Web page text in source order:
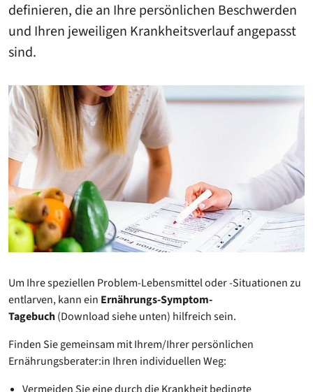
definieren, die an Ihre persönlichen Beschwerden
und Ihren jeweiligen Krankheitsverlauf angepasst
sind.
Um Ihre speziellen Problem-Lebensmittel oder -Situationen zu
entlarven, kann ein Ernährungs-Symptom-
Tagebuch(Download siehe unten) hilfreich sein.
Finden Sie gemeinsam mit Ihrem/Ihrer persönlichen
Ernährungsberater:in Ihren individuellen Weg: